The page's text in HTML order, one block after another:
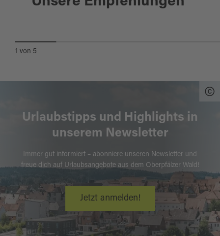
1 von 5
Urlaubstipps und Highlights in
unserem Newsletter
Immer gut informiert – abonniere unseren Newsletter und
freue dich auf Urlaubsangebote aus dem Oberpfälzer Wald!
Jetzt anmelden!